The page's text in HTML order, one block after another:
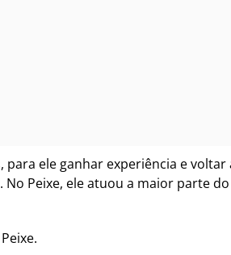
ele ganhar experiência e voltar
Peixe, ele atuou a maior parte do